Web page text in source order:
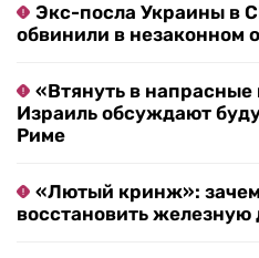
Экс-посла Украины в
обвинили в незаконном
«Втянуть в
Израиль обсуждают
Риме
«Лютый кринж»:
восстановить